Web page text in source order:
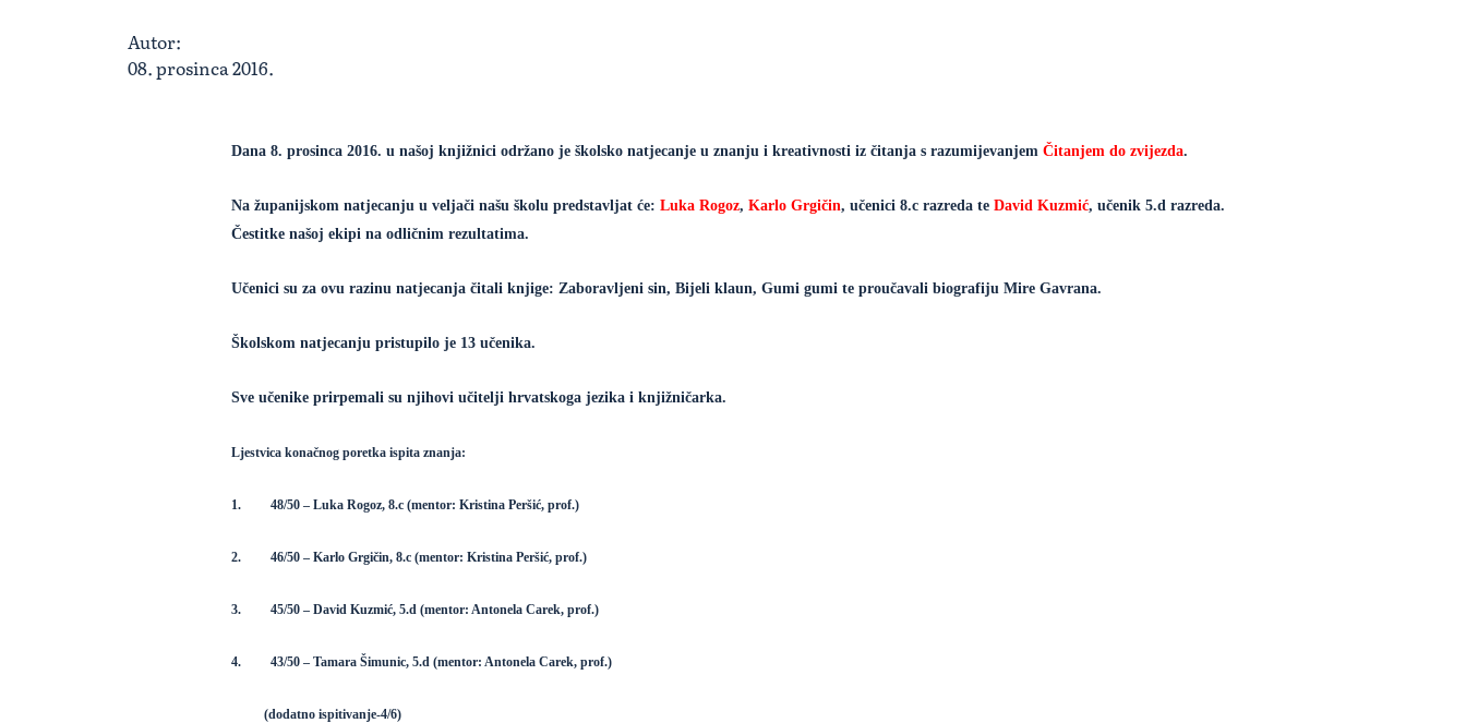
Autor:
08. prosinca 2016.
Dana 8. prosinca 2016. u našoj knjižnici održano je školsko natjecanje u znanju i kreativnosti iz čitanja s razumijevanjem Čitanjem do zvijezda.
Na županijskom natjecanju u veljači našu školu predstavljat će: Luka Rogoz, Karlo Grgičin, učenici 8.c razreda te David Kuzmić, učenik 5.d razreda.
Čestitke našoj ekipi na odličnim rezultatima.
Učenici su za ovu razinu natjecanja čitali knjige: Zaboravljeni sin, Bijeli klaun, Gumi gumi te proučavali biografiju Mire Gavrana.
Školskom natjecanju pristupilo je 13 učenika.
Sve učenike prirpemali su njihovi učitelji hrvatskoga jezika i knjižničarka.
Ljestvica konačnog poretka ispita znanja:
1. 48/50 – Luka Rogoz, 8.c (mentor: Kristina Peršić, prof.)
2. 46/50 – Karlo Grgičin, 8.c (mentor: Kristina Peršić, prof.)
3. 45/50 – David Kuzmić, 5.d (mentor: Antonela Carek, prof.)
4. 43/50 – Tamara Šimunic, 5.d (mentor: Antonela Carek, prof.)
(dodatno ispitivanje-4/6)